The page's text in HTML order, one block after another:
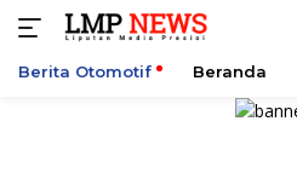
Berita Otomotif Beranda